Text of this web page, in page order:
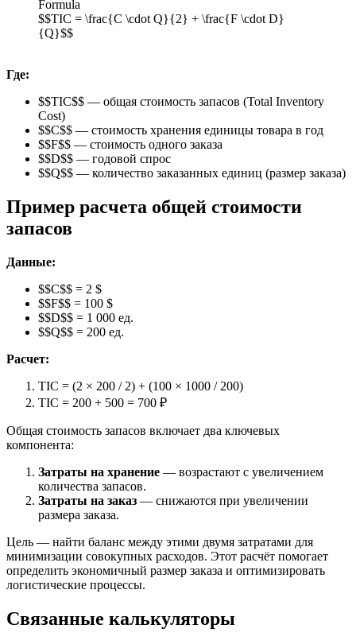
Formula
$$TIC = \frac{C \cdot Q}{2} + \frac{F \cdot D}
{Q}$$
Где:
$$TIC$$ — общая стоимость запасов (Total Inventory
Cost)
$$C$$ — стоимость хранения единицы товара в год
$$F$$ — стоимость одного заказа
$$D$$ — годовой спрос
$$Q$$ — количество заказанных единиц (размер заказа)
Пример расчета общей стоимости
запасов
Данные:
$$C$$ = 2 $
$$F$$ = 100 $
$$D$$ = 1 000 ед.
$$Q$$ = 200 ед.
Расчет:
TIC = (2 × 200 / 2) + (100 × 1000 / 200)
TIC = 200 + 500 = 700 ₽
Общая стоимость запасов включает два ключевых
компонента:
Затраты на хранение — возрастают с увеличением
количества запасов.
Затраты на заказ — снижаются при увеличении
размера заказа.
Цель — найти баланс между этими двумя затратами для
минимизации совокупных расходов. Этот расчёт помогает
определить экономичный размер заказа и оптимизировать
логистические процессы.
Связанные калькуляторы